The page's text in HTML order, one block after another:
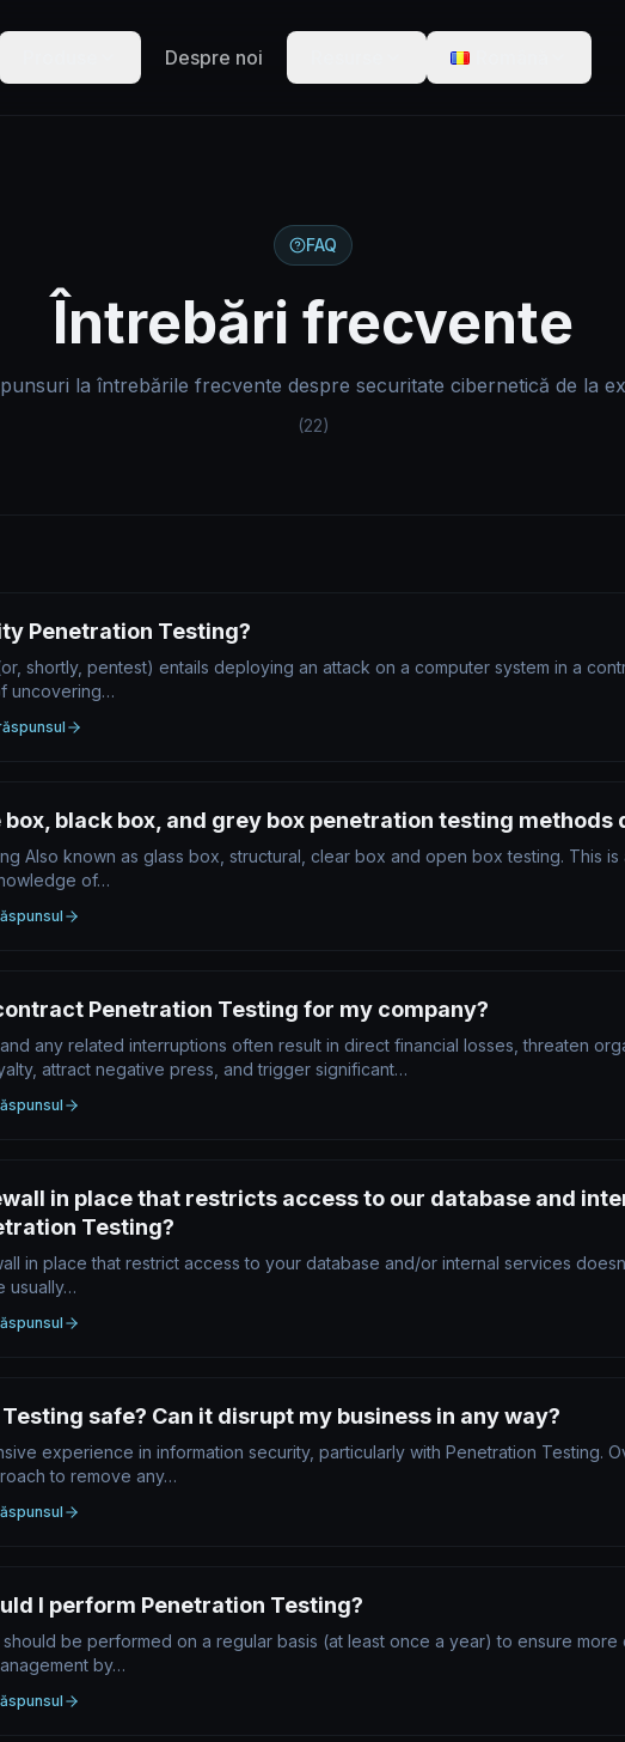
Despre noi
FAQ
Întrebări frecvente
la întrebările frecvente despre securitate cibernetică de la
(22)
Penetration Testing?​
shortly, pentest) entails deploying an attack on a computer system in a
uncovering…
box, black box, and grey box penetration testing methods
Also known as glass box, structural, clear box and open box testing. This
of…
Penetration Testing for my company?
any related interruptions often result in direct financial losses, threaten
attract negative press, and trigger significant…
in place that restricts access to our database and
Testing?
in place that restrict access to your database and/or internal services
usually…
safe? Can it disrupt my business in any way?
experience in information security, particularly with Penetration Testing.
to remove any…
I perform Penetration Testing?
be performed on a regular basis (at least once a year) to ensure more
by…